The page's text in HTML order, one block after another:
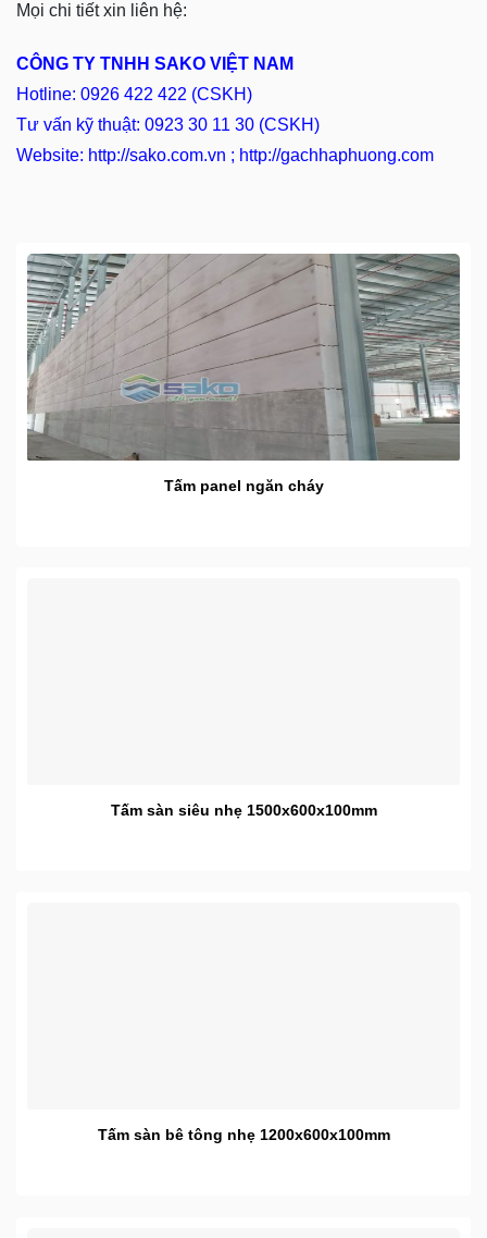
Mọi chi tiết xin liên hệ:
CÔNG TY TNHH SAKO VIỆT NAM
Hotline: 0926 422 422 (CSKH)
Tư vấn kỹ thuật: 0923 30 11 30 (CSKH)
Website: http://sako.com.vn ; http://gachhaphuong.com
Tấm panel ngăn cháy
Tấm sàn siêu nhẹ 1500x600x100mm
Tấm sàn bê tông nhẹ 1200x600x100mm